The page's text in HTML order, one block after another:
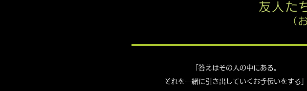
友人た
（
「答えはその人の中にある。
それを一緒に引き出していくお手伝いをする」